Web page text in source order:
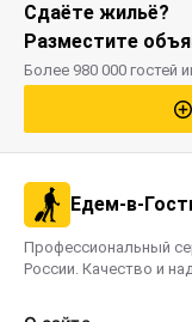
Сдаёте жильё?
Разместите
Более 980 000 гостей
Едем-в-
Профессиональный
России. Качество и